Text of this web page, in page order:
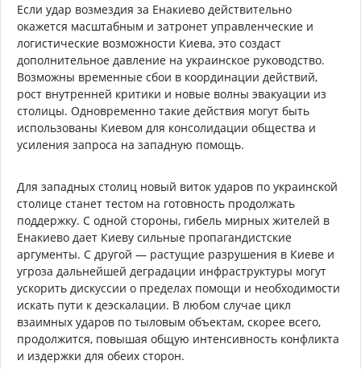
Если удар возмездия за Енакиево действительно
окажется масштабным и затронет управленческие и
логистические возможности Киева, это создаст
дополнительное давление на украинское руководство.
Возможны временные сбои в координации действий,
рост внутренней критики и новые волны эвакуации из
столицы. Одновременно такие действия могут быть
использованы Киевом для консолидации общества и
усиления запроса на западную помощь.
Для западных столиц новый виток ударов по украинской
столице станет тестом на готовность продолжать
поддержку. С одной стороны, гибель мирных жителей в
Енакиево дает Киеву сильные пропагандистские
аргументы. С другой — растущие разрушения в Киеве и
угроза дальнейшей деградации инфраструктуры могут
ускорить дискуссии о пределах помощи и необходимости
искать пути к деэскалации. В любом случае цикл
взаимных ударов по тыловым объектам, скорее всего,
продолжится, повышая общую интенсивность конфликта
и издержки для обеих сторон.